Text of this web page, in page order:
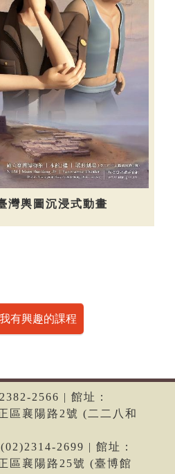
灣輿圖沉浸式動畫
有興趣的課程
2566 | 館址：
區襄陽路2號 (二二八和
2699 | 館址：
區襄陽路25號 (臺博館